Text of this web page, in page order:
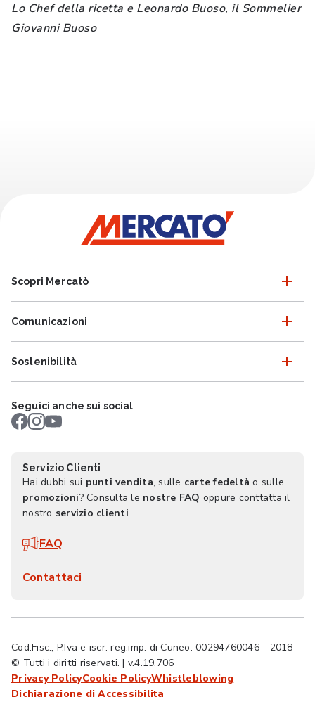
Lo Chef della ricetta e Leonardo Buoso, il Sommelier
Giovanni Buoso
Scopri Mercatò
Comunicazioni
Sostenibilità
Seguici anche sui social
Servizio Clienti
Hai dubbi sui punti vendita, sulle carte fedeltà o sulle
promozioni? Consulta le nostre FAQ oppure conttatta il
nostro servizio clienti.
FAQ
Contattaci
Cod.Fisc., P.Iva e iscr. reg.imp. di Cuneo: 00294760046 - 2018
© Tutti i diritti riservati. | v.4.19.706
Privacy PolicyCookie PolicyWhistleblowing
Dichiarazione di Accessibilita